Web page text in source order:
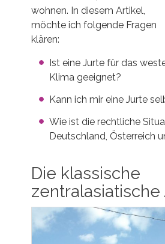
wohnen. In diesem Artikel,
möchte ich folgende Fragen
klären:
Ist eine Jurte für das
Klima geeignet?
Kann ich mir eine Jurte
Wie ist die rechtliche
Deutschland, Österreich
Die klassische
zentralasiatische